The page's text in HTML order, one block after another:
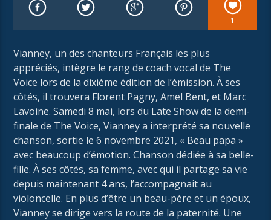
1
Vianney, un des chanteurs Français les plus
appréciés, intègre le rang de coach vocal de The
Voice lors de la dixième édition de l’émission. À ses
côtés, il trouvera Florent Pagny, Amel Bent, et Marc
Lavoine. Samedi 8 mai, lors du Late Show de la demi-
finale de The Voice, Vianney a interprété sa nouvelle
chanson, sortie le 6 novembre 2021, « Beau papa »
avec beaucoup d’émotion. Chanson dédiée à sa belle-
fille. À ses côtés, sa femme, avec qui il partage sa vie
depuis maintenant 4 ans, l’accompagnait au
violoncelle. En plus d’être un beau-père et un époux,
Vianney se dirige vers la route de la paternité. Une